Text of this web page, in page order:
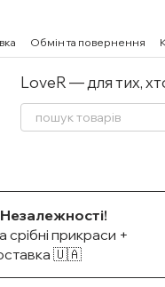
Обмін та повернення
LoveR — для тих,
прикраси +
🇺🇦